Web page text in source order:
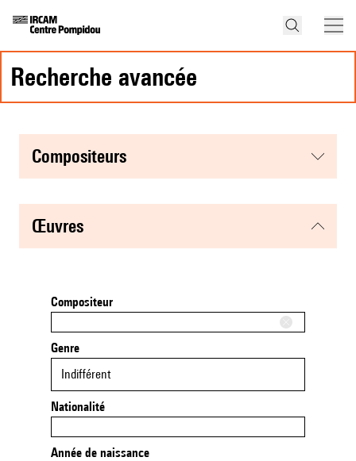
recherche avancée
compositeurs
œuvres
Compositeur
Genre
Indifférent
Nationalité
Année de naissance